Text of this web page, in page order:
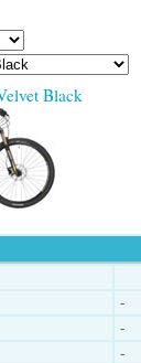
Black
-
-
-